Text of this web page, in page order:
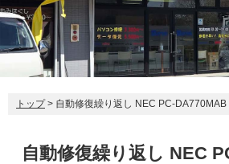
トップ> 自動修復繰り返し NEC PC-DA770MAB
自動修復繰り返し NEC